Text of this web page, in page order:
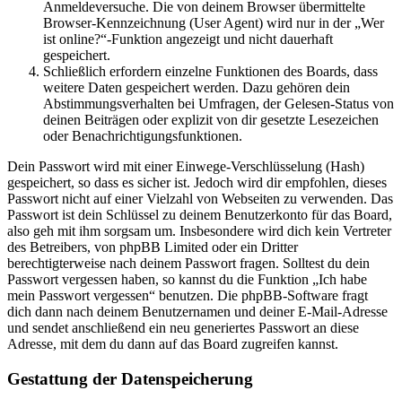
Anmeldeversuche. Die von deinem Browser übermittelte
Browser-Kennzeichnung (User Agent) wird nur in der „Wer
ist online?“-Funktion angezeigt und nicht dauerhaft
gespeichert.
Schließlich erfordern einzelne Funktionen des Boards, dass
weitere Daten gespeichert werden. Dazu gehören dein
Abstimmungsverhalten bei Umfragen, der Gelesen-Status von
deinen Beiträgen oder explizit von dir gesetzte Lesezeichen
oder Benachrichtigungsfunktionen.
Dein Passwort wird mit einer Einwege-Verschlüsselung (Hash)
gespeichert, so dass es sicher ist. Jedoch wird dir empfohlen, dieses
Passwort nicht auf einer Vielzahl von Webseiten zu verwenden. Das
Passwort ist dein Schlüssel zu deinem Benutzerkonto für das Board,
also geh mit ihm sorgsam um. Insbesondere wird dich kein Vertreter
des Betreibers, von phpBB Limited oder ein Dritter
berechtigterweise nach deinem Passwort fragen. Solltest du dein
Passwort vergessen haben, so kannst du die Funktion „Ich habe
mein Passwort vergessen“ benutzen. Die phpBB-Software fragt
dich dann nach deinem Benutzernamen und deiner E-Mail-Adresse
und sendet anschließend ein neu generiertes Passwort an diese
Adresse, mit dem du dann auf das Board zugreifen kannst.
Gestattung der Datenspeicherung